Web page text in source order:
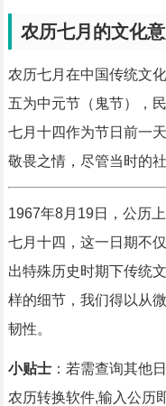
农历七月的文化
农历七月在中国传统文
五为中元节（鬼节），
七月十四作为节日前一
敬畏之情，尽管当时的
1967年8月19日，公历
七月十四，这一日期不
出特殊历史时期下传统
样的细节，我们得以从
韧性。
小贴士：若需查询其他
农历转换软件,输入公历